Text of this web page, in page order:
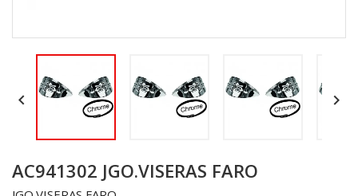
 
AC941302 JGO.VISERAS FARO